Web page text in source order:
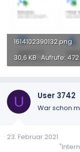
1614102390132.png
30,6 KB · Aufrufe: 472
U User 3742
War schon
23. Februar 2021